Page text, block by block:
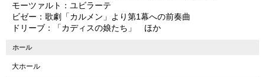
モーツァルト：ユビラーテ
ビゼー：歌劇「カルメン」より第1幕への前奏曲
ドリーブ：「カディスの娘たち」 ほか
ホール
大ホール